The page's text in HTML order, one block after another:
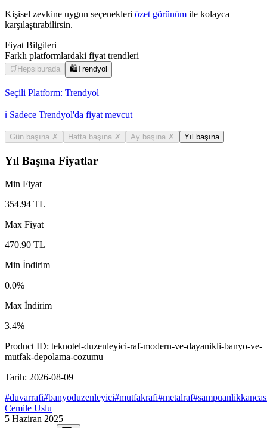
Kişisel zevkine uygun seçenekleri özet görünüm ile kolayca
karşılaştırabilirsin.
Fiyat Bilgileri
Farklı platformlardaki fiyat trendleri
🛒 Hepsiburada 🛍️Trendyol
Seçili Platform: Trendyol
ℹ️ Sadece Trendyol'da fiyat mevcut
Gün başına ✗ Hafta başına ✗ Ay başına ✗ Yıl başına
Yıl Başına Fiyatlar
Min Fiyat
354.94 TL
Max Fiyat
470.90 TL
Min İndirim
0.0%
Max İndirim
3.4%
Product ID: teknotel-duzenleyici-raf-modern-ve-dayanikli-banyo-ve-
mutfak-depolama-cozumu
Tarih: 2026-08-09
#duvarrafi#banyoduzenleyici#mutfakrafi#metalraf#
Cemile Uslu
5 Haziran 2025